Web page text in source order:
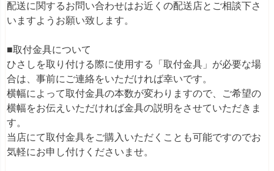
配送に関するお問い合わせはお近くの配送店とご相談下さ
いますようお願い致します。
■取付金具について
ひさしを取り付ける際に使用する「取付金具」が必要な場
合は、事前にご連絡をいただければ幸いです。
横幅によって取付金具の本数が変わりますので、ご希望の
横幅をお伝えいただければ金具の説明をさせていただきま
す。
当店にて取付金具をご購入いただくことも可能ですのでお
気軽にお申し付けくださいませ。